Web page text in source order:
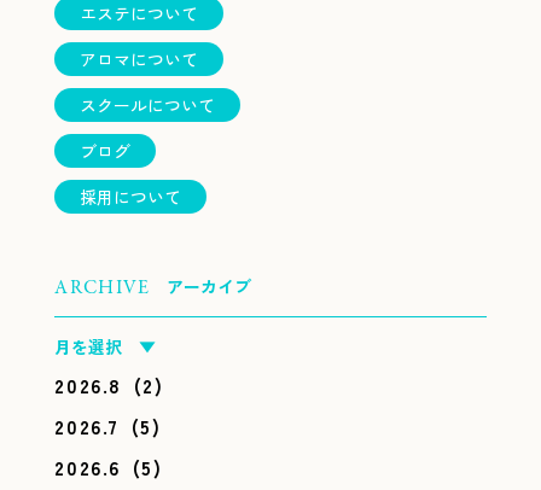
エステについて
アロマについて
スクールについて
ブログ
採用について
ARCHIVE アーカイブ
月を選択 ▼
2026.8 (2)
2026.7 (5)
2026.6 (5)